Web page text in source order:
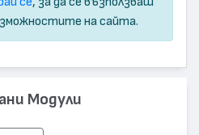
на сайта.
Модули